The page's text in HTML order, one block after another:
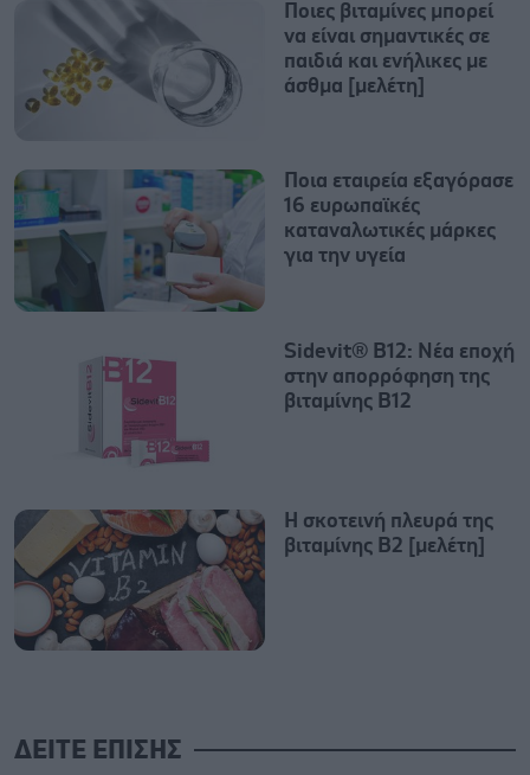
Ποιες βιταμίνες μπορεί
να είναι σημαντικές σε
παιδιά και ενήλικες με
άσθμα [μελέτη]
Ποια εταιρεία εξαγόρασε
16 ευρωπαϊκές
καταναλωτικές μάρκες
για την υγεία
Sidevit® B12: Νέα εποχή
στην απορρόφηση της
βιταμίνης Β12
Η σκοτεινή πλευρά της
βιταμίνης Β2 [μελέτη]
ΔΕΙΤΕ ΕΠΙΣΗΣ